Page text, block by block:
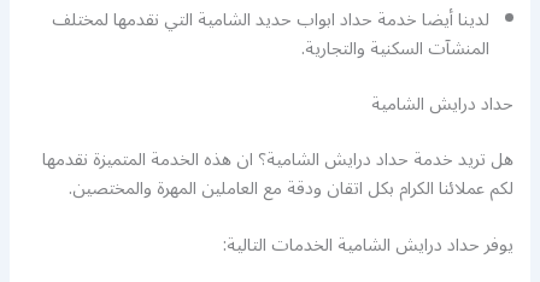
لدينا أيضا خدمة حداد ابواب حديد الشامية التي نقدمها لمختلف
المنشآت السكنية والتجارية.
حداد درايش الشامية
هل تريد خدمة حداد درايش الشامية؟ ان هذه الخدمة المتميزة نقدمها
لكم عملائنا الكرام بكل اتقان ودقة مع العاملين المهرة والمختصين.
يوفر حداد درايش الشامية الخدمات التالية: